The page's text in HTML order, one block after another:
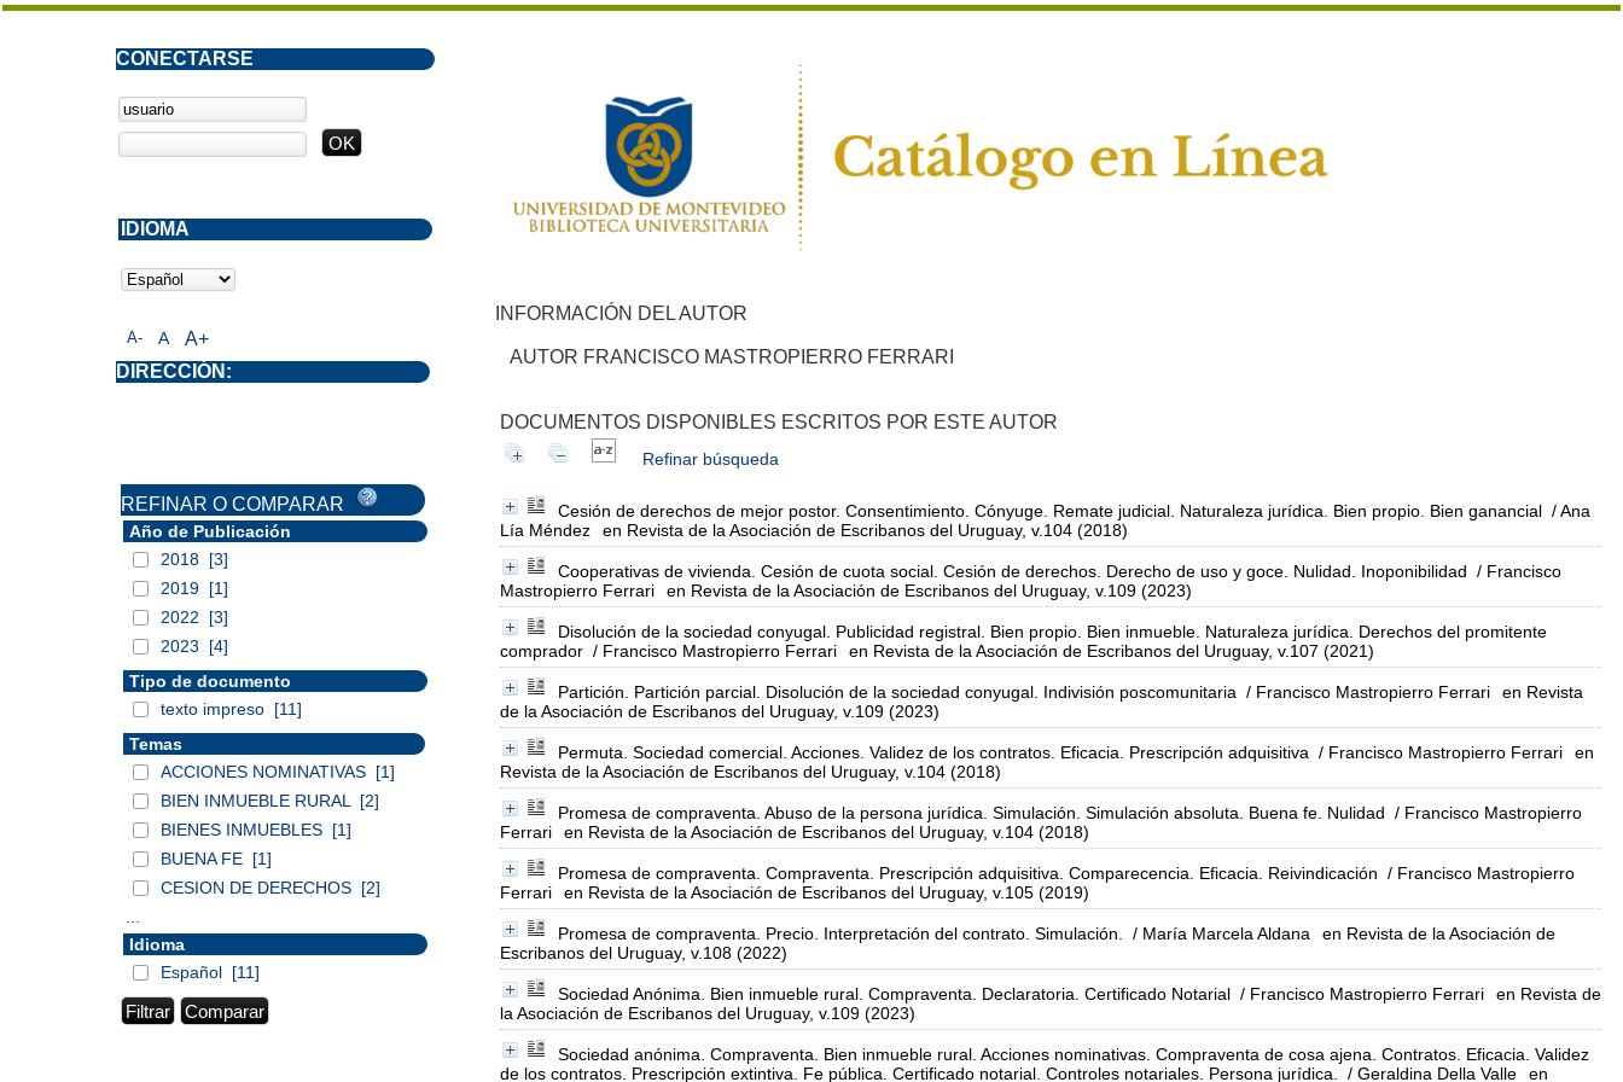
INFORMACIÓN DEL AUTOR
AUTOR FRANCISCO MASTROPIERRO FERRARI
DOCUMENTOS DISPONIBLES ESCRITOS POR ESTE AUTOR
Refinar búsqueda
Cesión de derechos de mejor postor. Consentimiento. Cónyuge. Remate judicial. Naturaleza jurídica. Bien propio. Bien ganancial / Ana
Lía Méndez
en Revista de la Asociación de Escribanos del Uruguay, v.104 (2018)
Cooperativas de vivienda. Cesión de cuota social. Cesión de derechos. Derecho de uso y goce. Nulidad. Inoponibilidad / Francisco
Mastropierro Ferrari
en Revista de la Asociación de Escribanos del Uruguay, v.109 (2023)
Disolución de la sociedad conyugal. Publicidad registral. Bien propio. Bien inmueble. Naturaleza jurídica. Derechos del promitente
comprador / Francisco Mastropierro Ferrari en Revista de la Asociación de Escribanos del Uruguay, v.107 (2021)
Partición. Partición parcial. Disolución de la sociedad conyugal. Indivisión poscomunitaria / Francisco Mastropierro Ferrari
en Revista
de la Asociación de Escribanos del Uruguay, v.109 (2023)
Permuta. Sociedad comercial. Acciones. Validez de los contratos. Eficacia. Prescripción adquisitiva / Francisco Mastropierro Ferrari
en
Revista de la Asociación de Escribanos del Uruguay, v.104 (2018)
Promesa de compraventa. Abuso de la persona jurídica. Simulación. Simulación absoluta. Buena fe. Nulidad / Francisco Mastropierro
Ferrari
en Revista de la Asociación de Escribanos del Uruguay, v.104 (2018)
Promesa de compraventa. Compraventa. Prescripción adquisitiva. Comparecencia. Eficacia. Reivindicación / Francisco Mastropierro
Ferrari
en Revista de la Asociación de Escribanos del Uruguay, v.105 (2019)
Promesa de compraventa. Precio. Interpretación del contrato. Simulación. / María Marcela Aldana
en Revista de la Asociación de
Escribanos del Uruguay, v.108 (2022)
Sociedad Anónima. Bien inmueble rural. Compraventa. Declaratoria. Certificado Notarial / Francisco Mastropierro Ferrari
en Revista de
la Asociación de Escribanos del Uruguay, v.109 (2023)
Sociedad anónima. Compraventa. Bien inmueble rural. Acciones nominativas. Compraventa de cosa ajena. Contratos. Eficacia. Validez
de los contratos. Prescripción extintiva. Fe pública. Certificado notarial. Controles notariales. Persona jurídica.
/ Geraldina Della Valle en
A- A A+
CONECTARSE
DIRECCIÓN:
IDIOMA
REFINAR O COMPARAR
Año de Publicación
2018 [3]
2019 [1]
2022
[3]
2023
[4]
Tipo de documento
texto impreso [11]
Temas
ACCIONES NOMINATIVAS [1]
BIEN INMUEBLE RURAL
[2]
BIENES INMUEBLES [1]
BUENA FE [1]
CESION DE DERECHOS [2]
Idioma
Español [11]